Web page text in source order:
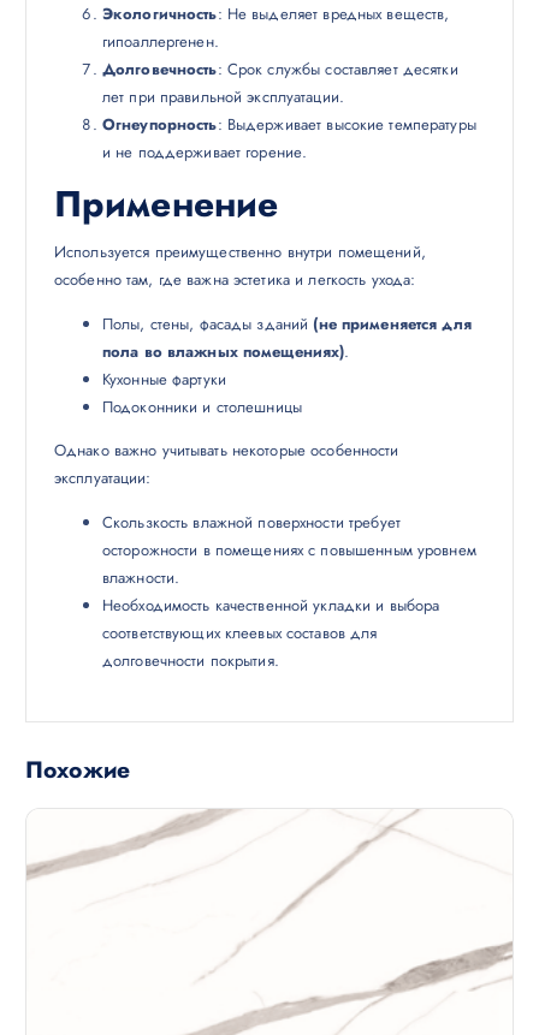
Экологичность: Не выделяет вредных веществ,
гипоаллергенен.
Долговечность: Срок службы составляет десятки
лет при правильной эксплуатации.
Огнеупорность: Выдерживает высокие температуры
и не поддерживает горение.
Применение
Используется преимущественно внутри помещений,
особенно там, где важна эстетика и легкость ухода:
Полы, стены, фасады зданий (не применяется для
пола во влажных помещениях).
Кухонные фартуки
Подоконники и столешницы
Однако важно учитывать некоторые особенности
эксплуатации:
Скользкость влажной поверхности требует
осторожности в помещениях с повышенным уровнем
влажности.
Необходимость качественной укладки и выбора
соответствующих клеевых составов для
долговечности покрытия.
Похожие